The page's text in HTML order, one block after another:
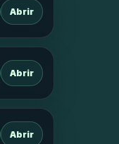
Abrir
Abrir
Abrir